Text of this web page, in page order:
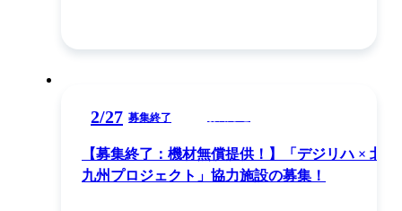
2/27 募集終了
【募集終了：機材無償提供！】「デジリハ × 北
九州プロジェクト」協力施設の募集！